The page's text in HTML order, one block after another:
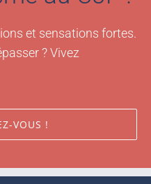
? Vivez
VOUS !